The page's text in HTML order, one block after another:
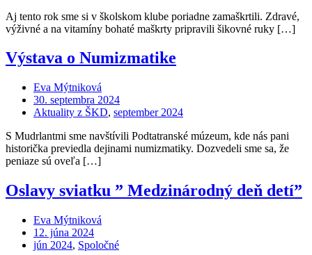
Aj tento rok sme si v školskom klube poriadne zamaškrtili. Zdravé,
výživné a na vitamíny bohaté maškrty pripravili šikovné ruky […]
Výstava o Numizmatike
Eva Mýtniková
30. septembra 2024
Aktuality z ŠKD, september 2024
S Mudrlantmi sme navštívili Podtatranské múzeum, kde nás pani
historička previedla dejinami numizmatiky. Dozvedeli sme sa, že
peniaze sú oveľa […]
Oslavy sviatku ” Medzinárodný deň detí”
Eva Mýtniková
12. júna 2024
jún 2024, Spoločné